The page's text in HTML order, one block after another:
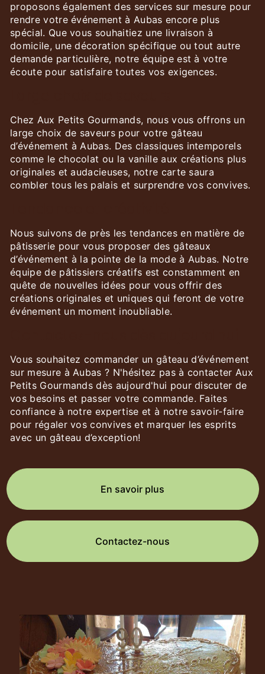
proposons également des services sur mesure pour
rendre votre événement à Aubas encore plus
spécial. Que vous souhaitiez une livraison à
domicile, une décoration spécifique ou tout autre
demande particulière, notre équipe est à votre
écoute pour satisfaire toutes vos exigences.
Chez Aux Petits Gourmands, nous vous offrons un
large choix de saveurs pour votre gâteau
d’événement à Aubas. Des classiques intemporels
comme le chocolat ou la vanille aux créations plus
originales et audacieuses, notre carte saura
combler tous les palais et surprendre vos convives.
Nous suivons de près les tendances en matière de
pâtisserie pour vous proposer des gâteaux
d’événement à la pointe de la mode à Aubas. Notre
équipe de pâtissiers créatifs est constamment en
quête de nouvelles idées pour vous offrir des
créations originales et uniques qui feront de votre
événement un moment inoubliable.
Vous souhaitez commander un gâteau d’événement
sur mesure à Aubas ? N'hésitez pas à contacter Aux
Petits Gourmands dès aujourd'hui pour discuter de
vos besoins et passer votre commande. Faites
confiance à notre expertise et à notre savoir-faire
pour régaler vos convives et marquer les esprits
avec un gâteau d’exception!
En savoir plus
Contactez-nous